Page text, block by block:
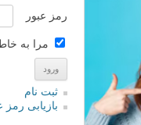
رمز عبور
مرا به
ثبت نام
بازیابی رمز